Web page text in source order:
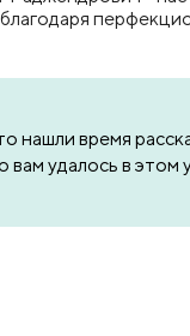
нашли время
вам удалось в этом